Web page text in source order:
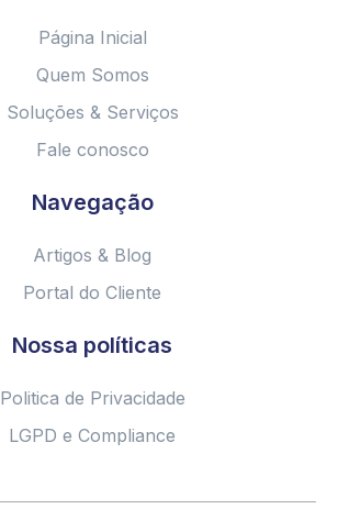
Página Inicial
Quem Somos
Soluções & Serviços
Fale conosco
Navegação
Artigos & Blog
Portal do Cliente
Nossa políticas
Politica de Privacidade
LGPD e Compliance